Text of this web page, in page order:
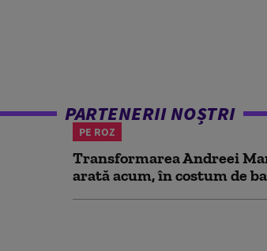
PARTENERII NOȘTRI
PE ROZ
Transformarea Andreei
arată acum, în costum de